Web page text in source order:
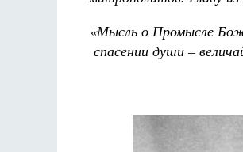
«Мысль о Промысле
спасении души –